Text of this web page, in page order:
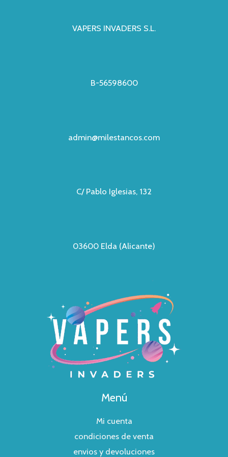
VAPERS INVADERS S.L.
B-56598600
admin@milestancos.com
C/ Pablo Iglesias, 132
03600 Elda (Alicante)
Menú
Mi cuenta
condiciones de venta
envios y devoluciones